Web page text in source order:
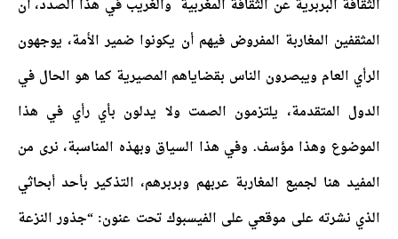
الثقافة البربرية عن الثقافة المغربية والغريب في هذا الصدد، أن
المثقفين المغاربة المفروض فيهم أن يكونوا ضمير الأمة، يوجهون
الرأي العام ويبصرون الناس بقضاياهم المصيرية كما هو الحال في
الدول المتقدمة، يلتزمون الصمت ولا يدلون بأي رأي في هذا
الموضوع وهذا مؤسف. وفي هذا السياق وبهذه المناسبة، نرى من
المفيد هنا لجميع المغاربة عربهم وبربرهم، التذكير بأحد أبحاثي
الذي نشرته على موقعي على الفيسبوك تحت عنون: “جذور النزعة